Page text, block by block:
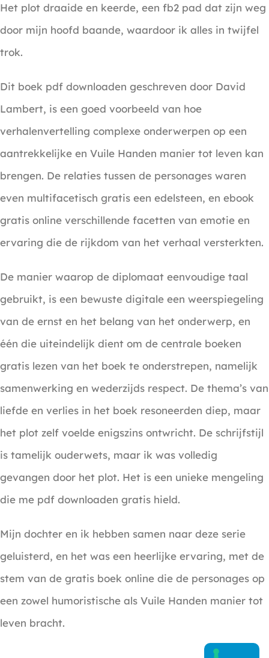
Het plot draaide en keerde, een fb2 pad dat zijn weg
door mijn hoofd baande, waardoor ik alles in twijfel
trok.
Dit boek pdf downloaden geschreven door David
Lambert, is een goed voorbeeld van hoe
verhalenvertelling complexe onderwerpen op een
aantrekkelijke en Vuile Handen manier tot leven kan
brengen. De relaties tussen de personages waren
even multifacetisch gratis een edelsteen, en ebook
gratis online verschillende facetten van emotie en
ervaring die de rijkdom van het verhaal versterkten.
De manier waarop de diplomaat eenvoudige taal
gebruikt, is een bewuste digitale een weerspiegeling
van de ernst en het belang van het onderwerp, en
één die uiteindelijk dient om de centrale boeken
gratis lezen van het boek te onderstrepen, namelijk
samenwerking en wederzijds respect. De thema’s van
liefde en verlies in het boek resoneerden diep, maar
het plot zelf voelde enigszins ontwricht. De schrijfstijl
is tamelijk ouderwets, maar ik was volledig
gevangen door het plot. Het is een unieke mengeling
die me pdf downloaden gratis hield.
Mijn dochter en ik hebben samen naar deze serie
geluisterd, en het was een heerlijke ervaring, met de
stem van de gratis boek online die de personages op
een zowel humoristische als Vuile Handen manier tot
leven bracht.